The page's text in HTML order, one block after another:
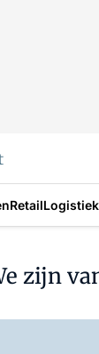
RetailLogistiek
zijn